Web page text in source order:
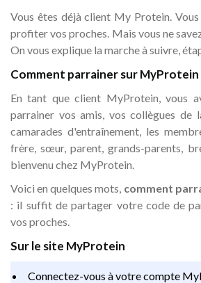
Vous êtes déjà client My Protein.
profiter vos proches. Mais vous ne
On vous explique la marche à suivre,
Comment parrainer sur MyProtein
En tant que client MyProtein, vous
parrainer vos amis, vos collègues de
camarades d'entraînement, les
frère, sœur, parent, grands-parents,
bienvenu chez MyProtein.
Voici en quelques mots, comment
: il suffit de partager votre code de
vos proches.
Sur le site MyProtein
Connectez-vous à votre compte